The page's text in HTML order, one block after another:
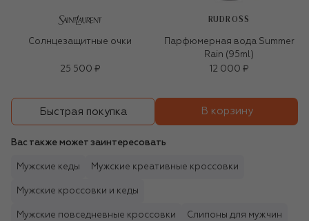
Солнцезащитные очки
25 500 ₽
RUDROSS
Парфюмерная вода Summer
Rain (95ml)
12 000 ₽
Быстрая покупка В корзину
Вас также может заинтересовать
Мужские кеды Мужские креативные кроссовки
Мужские кроссовки и кеды
Мужские повседневные кроссовки Слипоны для мужчин